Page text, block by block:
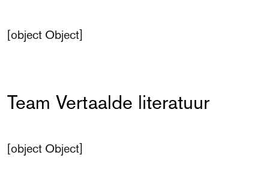
[object Object]
Team Vertaalde literatuur
[object Object]